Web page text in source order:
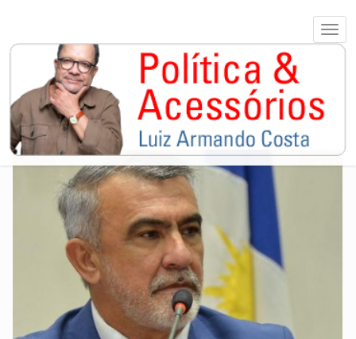
GOVERNO